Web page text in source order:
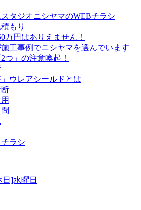
スタジオニシヤマのWEBチラシ
もり
万円はありえません！
工事例でニシヤマを選んでいます
つ」の注意喚起！
」ウレアシールドとは
断
ラシ
日]水曜日